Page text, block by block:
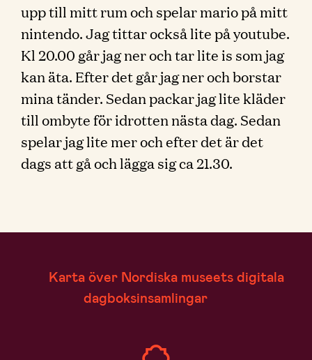
upp till mitt rum och spelar mario på mitt
nintendo. Jag tittar också lite på youtube.
Kl 20.00 går jag ner och tar lite is som jag
kan äta. Efter det går jag ner och borstar
mina tänder. Sedan packar jag lite kläder
till ombyte för idrotten nästa dag. Sedan
spelar jag lite mer och efter det är det
dags att gå och lägga sig ca 21.30.
Karta över Nordiska museets digitala
dagboksinsamlingar